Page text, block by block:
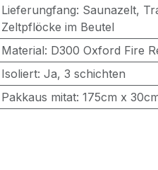
Lieferungfang: Saunazelt,
Zeltpflöcke im Beutel
Material: D300 Oxford Fire
Isoliert: Ja, 3 schichten
Pakkaus mitat: 175cm x